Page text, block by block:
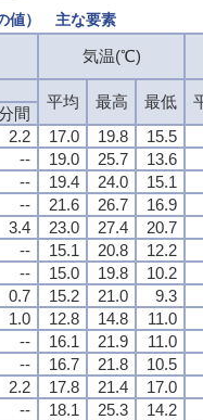
値） 主な要素
気温(℃)
平均 最高 最低
間
2.2 17.0 19.8
15.5
-- 19.0 25.7
13.6
-- 19.4 24.0
15.1
-- 21.6 26.7
16.9
3.4 23.0 27.4
20.7
-- 15.1 20.8
12.2
-- 15.0 19.8
10.2
0.7 15.2 21.0
9.3
1.0 12.8 14.8
11.0
-- 16.1 21.9
11.0
-- 16.7 21.8
10.5
2.2 17.8 21.4
17.0
-- 18.1 25.3
14.2